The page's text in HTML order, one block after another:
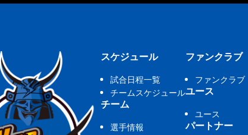
スケジュール
試合日程一覧
チームスケジュール
チーム
選手情報
ファンクラブ
ファンクラブ
ユース
ユース
パートナー